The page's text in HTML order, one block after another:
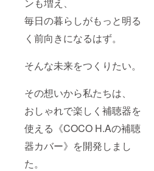
毎日の暮らしがもっと明る
く前向きになるはず。
そんな未来をつくりたい。
その想いから私たちは、
おしゃれで楽しく補聴器を
使える《COCO H.Aの補聴
器カバー》を開発しまし
た。